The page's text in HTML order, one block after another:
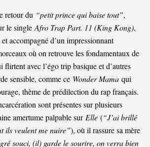
retour du “petit prince qui baise tout”,
le single Afro Trap Part. 11 (King Kong),
accompagné d’un impressionnant
où on retrouve les fondamentaux de
avec l’égo trip basique et d’autres
sensible, comme ce Wonder Mama qui
thème de prédilection du rap français.
sont présentes sur plusieurs
amertume palpable sur Elle (“J’ai brillé
ils veulent me nuire”), où il rassure sa mère
souci, (il) garde le sourire, on verra bien